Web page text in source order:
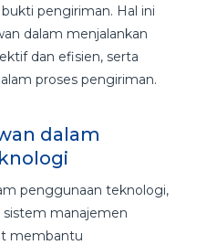
pengiriman. Hal ini
dalam menjalankan
dan efisien, serta
proses pengiriman.
dalam
penggunaan teknologi,
sistem manajemen
membantu